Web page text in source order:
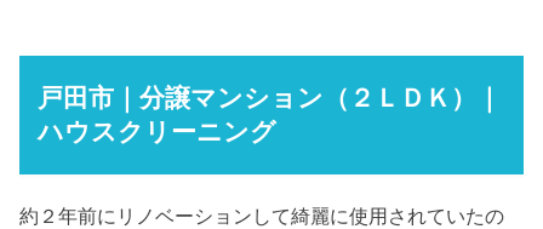
戸田市｜分譲マンション（２ＬＤＫ）｜
ハウスクリーニング
約２年前にリノベーションして綺麗に使用されていたの